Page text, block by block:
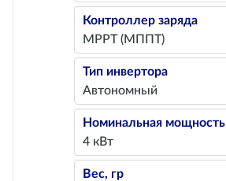
Контроллер заряда
MPPT (МППТ)
Тип инвертора
Автономный
Номинальная мощность
4 кВт
Вес, гр